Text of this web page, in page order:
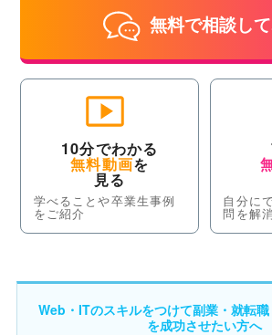
無料で相談し
10分でわかる
無料動画を
見る
学べることや卒業生事例
をご紹介
自分に
問を解消
Web・ITのスキルをつけて副業・就転
を成功させたい方へ